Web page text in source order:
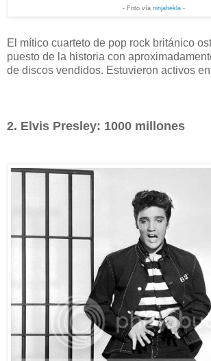
- Foto vía ninjahekla-
El mítico cuarteto de pop rock británico
puesto de la historia con
de discos vendidos. Estuvieron activos
2. Elvis Presley: 1000 millones